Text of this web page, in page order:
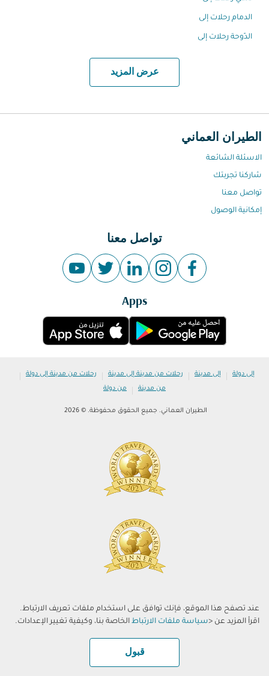
عند تصفح هذا الموقع، فإنك توافق على استخدام ملفات تعريف الارتباط.
اقرأ المزيد عن <سياسة ملفات الارتباط الخاصة بنا، وكيفية تغيير الإعدادات.
قبول
الدمام رحلات إلى
الدّوحة رحلات إلى
عرض المزيد
الطيران العماني
الاسئلة الشائعة
شاركنا تجربتك
تواصل معنا
إمكانية الوصول
تواصل معنا
Apps
إلى دولة | إلى مدينة | رحلات من مدينة إلى مدينة | رحلات من مدينة إلى دولة |
من مدينة | من دولة
الطيران العماني. جميع الحقوق محفوظة. © 2026